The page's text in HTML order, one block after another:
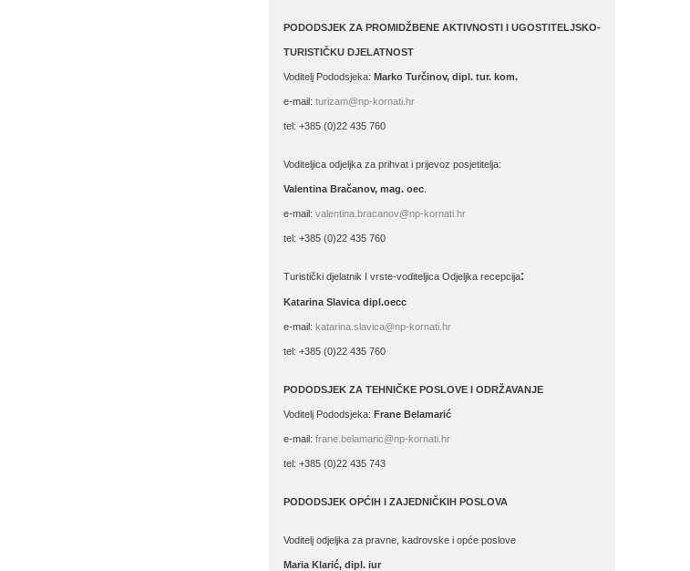
PODODSJEK ZA PROMIDŽBENE AKTIVNOSTI I UGOSTITELJSKO-
TURISTIČKU DJELATNOST
Voditelj Pododsjeka: Marko Turčinov, dipl. tur. kom.
e-mail: turizam@np-kornati.hr
tel: +385 (0)22 435 760
Voditeljica odjeljka za prihvat i prijevoz posjetitelja:
Valentina Bračanov, mag. oec
e-mail: valentina.bracanov@np-kornati.hr
tel: +385 (0)22 435 760
Turistički djelatnik I vrste-voditeljica Odjeljka recepcija:
Katarina Slavica dipl.oecc
e-mail: katarina.slavica@np-kornati.hr
tel: +385 (0)22 435 760
PODODSJEK ZA TEHNIČKE POSLOVE I ODRŽAVANJE
Voditelj Pododsjeka: Frane Belamarić
e-mail: frane.belamaric@np-kornati.hr
tel: +385 (0)22 435 743
PODODSJEK OPĆIH I ZAJEDNIČKIH POSLOVA
Voditelj odjeljka za pravne, kadrovske i opće poslove
Maria Klarić, dipl. iur